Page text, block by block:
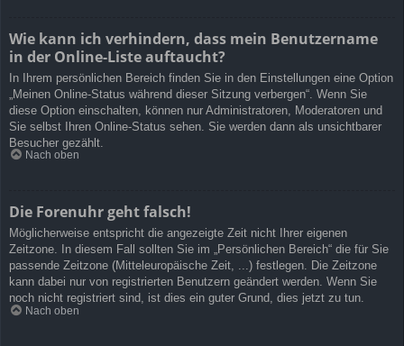
Wie kann ich verhindern, dass mein Benutzername
in der Online-Liste auftaucht?
In Ihrem persönlichen Bereich finden Sie in den Einstellungen eine Option
„Meinen Online-Status während dieser Sitzung verbergen“. Wenn Sie
diese Option einschalten, können nur Administratoren, Moderatoren und
Sie selbst Ihren Online-Status sehen. Sie werden dann als unsichtbarer
Besucher gezählt.
Nach oben
Die Forenuhr geht falsch!
Möglicherweise entspricht die angezeigte Zeit nicht Ihrer eigenen
Zeitzone. In diesem Fall sollten Sie im „Persönlichen Bereich“ die für Sie
passende Zeitzone (Mitteleuropäische Zeit, ...) festlegen. Die Zeitzone
kann dabei nur von registrierten Benutzern geändert werden. Wenn Sie
noch nicht registriert sind, ist dies ein guter Grund, dies jetzt zu tun.
Nach oben